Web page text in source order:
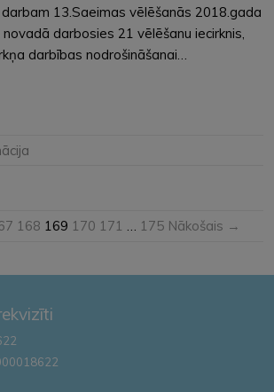
13.Saeimas vēlēšanās 2018.gada
darbosies 21 vēlēšanu iecirknis,
darbības nodrošināšanai…
168 169 170 171 … 175 Nākošais →